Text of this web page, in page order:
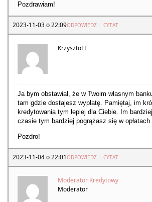
Pozdrawiam!
2023-11-03 o 22:09ODPOWIEDZ CYTAT
KrzysztoFF
Ja bym obstawiał, że w Twoim własnym
tam gdzie dostajesz wypłatę. Pamiętaj, im
kredytowania tym lepiej dla Ciebie. Im
czasie tym bardziej pogrążasz się w
Pozdro!
2023-11-04 o 22:01ODPOWIEDZ CYTAT
Moderator Kredytowy
Moderator